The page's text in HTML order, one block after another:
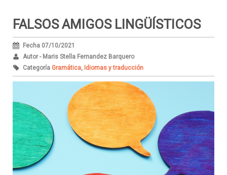
FALSOS AMIGOS LINGÜÍSTICOS
Fecha 07/10/2021
Autor - Maris Stella Fernandez Barquero
Categoría Gramática, Idiomas y traducción